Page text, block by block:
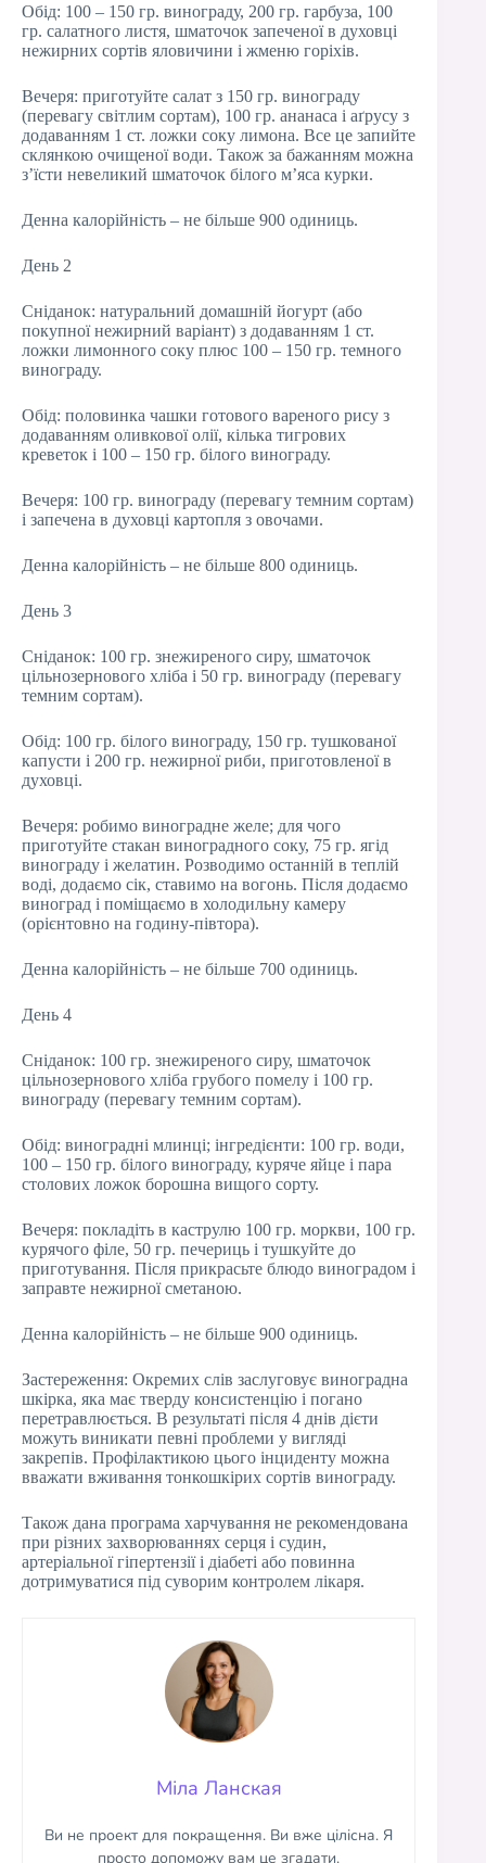
Обід: 100 – 150 гр. винограду, 200 гр. гарбуза, 100
гр. салатного листя, шматочок запеченої в духовці
нежирних сортів яловичини і жменю горіхів.
Вечеря: приготуйте салат з 150 гр. винограду
(перевагу світлим сортам), 100 гр. ананаса і аґрусу з
додаванням 1 ст. ложки соку лимона. Все це запийте
склянкою очищеної води. Також за бажанням можна
з’їсти невеликий шматочок білого м’яса курки.
Денна калорійність – не більше 900 одиниць.
День 2
Сніданок: натуральний домашній йогурт (або
покупної нежирний варіант) з додаванням 1 ст.
ложки лимонного соку плюс 100 – 150 гр. темного
винограду.
Обід: половинка чашки готового вареного рису з
додаванням оливкової олії, кілька тигрових
креветок і 100 – 150 гр. білого винограду.
Вечеря: 100 гр. винограду (перевагу темним сортам)
і запечена в духовці картопля з овочами.
Денна калорійність – не більше 800 одиниць.
День 3
Сніданок: 100 гр. знежиреного сиру, шматочок
цільнозернового хліба і 50 гр. винограду (перевагу
темним сортам).
Обід: 100 гр. білого винограду, 150 гр. тушкованої
капусти і 200 гр. нежирної риби, приготовленої в
духовці.
Вечеря: робимо виноградне желе; для чого
приготуйте стакан виноградного соку, 75 гр. ягід
винограду і желатин. Розводимо останній в теплій
воді, додаємо сік, ставимо на вогонь. Після додаємо
виноград і поміщаємо в холодильну камеру
(орієнтовно на годину-півтора).
Денна калорійність – не більше 700 одиниць.
День 4
Сніданок: 100 гр. знежиреного сиру, шматочок
цільнозернового хліба грубого помелу і 100 гр.
винограду (перевагу темним сортам).
Обід: виноградні млинці; інгредієнти: 100 гр. води,
100 – 150 гр. білого винограду, куряче яйце і пара
столових ложок борошна вищого сорту.
Вечеря: покладіть в каструлю 100 гр. моркви, 100 гр.
курячого філе, 50 гр. печериць і тушкуйте до
приготування. Після прикрасьте блюдо виноградом і
заправте нежирної сметаною.
Денна калорійність – не більше 900 одиниць.
Застереження: Окремих слів заслуговує виноградна
шкірка, яка має тверду консистенцію і погано
перетравлюється. В результаті після 4 днів дієти
можуть виникати певні проблеми у вигляді
закрепів. Профілактикою цього інциденту можна
вважати вживання тонкошкірих сортів винограду.
Також дана програма харчування не рекомендована
при різних захворюваннях серця і судин,
артеріальної гіпертензії і діабеті або повинна
дотримуватися під суворим контролем лікаря.
Міла Ланская
Ви не проект для покращення. Ви вже цілісна. Я
просто допоможу вам це згадати.